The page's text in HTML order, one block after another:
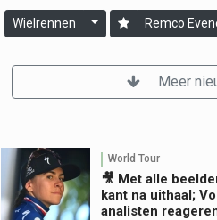
Wielrennen Remco
Meer
World Tour
🎥 Met alle
kant na uithaal;
analisten